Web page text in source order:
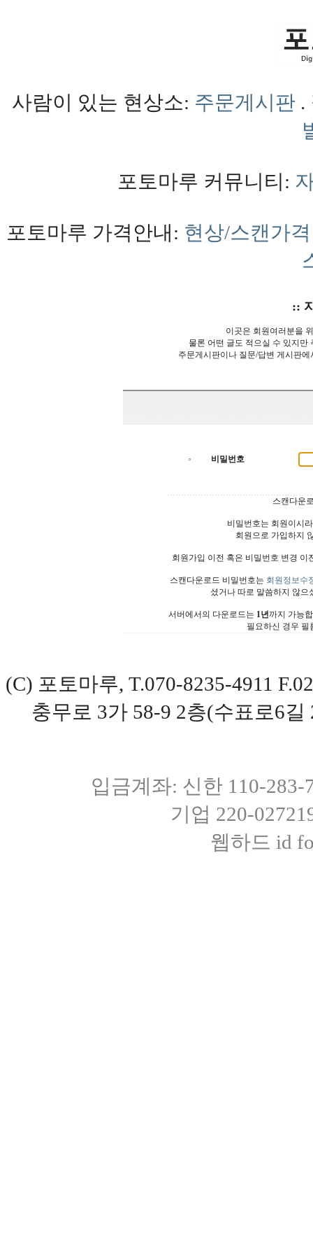
사람이 있는 현상소: 주문게시판 .
포토마루 커뮤니티:
포토마루 가격안내: 현상/스캔가격
::
이곳은 회원여러분을
물론 어떤 글도 적으실 수 있지만
주문게시판이나 질문/답변 게시판
비밀번호
스캔다운
비밀번호는 회원이시
회원으로 가입하지
회원가입 이전 혹은 비밀번호 변경
스캔다운로드 비밀번호는 회원정보수
셨거나 따로 말씀하지 않으
서버에서의 다운로드는 1년까지 가능
필요하신 경우 필
(C) 포토마루, T.070-8235-4911
충무로 3가 58-9 2층(수표로6
입금계좌: 신한 110-
기업 220-
웹하드 id